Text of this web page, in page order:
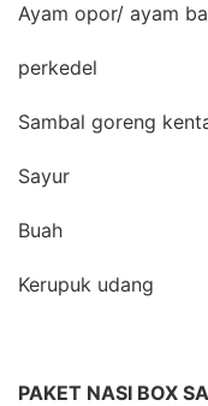
Ayam opor/ ayam
perkedel
Sambal goreng
Sayur
Buah
Kerupuk udang
PAKET NASI BOX